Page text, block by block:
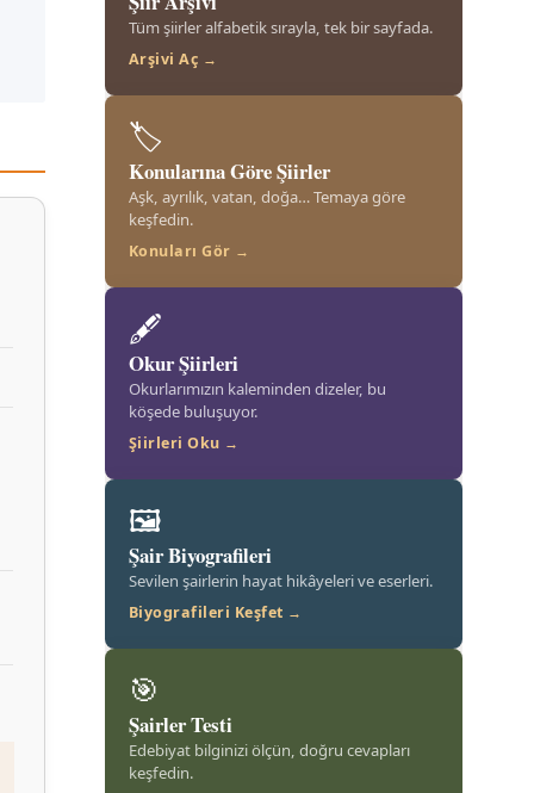
Tüm şiirler alfabetik sırayla, tek bir sayfada.
Arşivi Aç →
🏷️
Konularına Göre Şiirler
Aşk, ayrılık, vatan, doğa… Temaya göre
keşfedin.
Konuları Gör →
🖋️
Okur Şiirleri
Okurlarımızın kaleminden dizeler, bu
köşede buluşuyor.
Şiirleri Oku →
🖼️
Şair Biyografileri
Sevilen şairlerin hayat hikâyeleri ve eserleri.
Biyografileri Keşfet →
🎯
Şairler Testi
Edebiyat bilginizi ölçün, doğru cevapları
keşfedin.